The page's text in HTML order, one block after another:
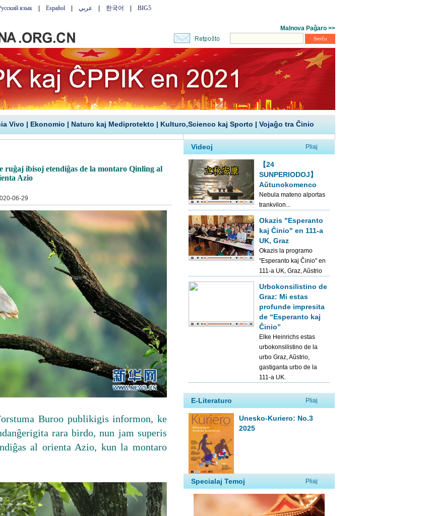
Vivo | Ekonomio | Naturo kaj Mediprotekto | Kulturo,Scienco kaj Sporto | Vojaĝo tra Ĉinio
ibisoj etendiĝas de la montaro Qinling al
Azio
06-29
Buroo publikigis informon, ke
rara birdo, nun jam superis
al orienta Azio, kun la montaro